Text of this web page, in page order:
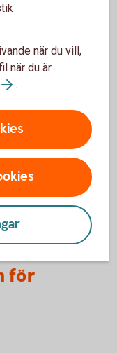
äldre versioner av
de inte alltid
våra
oss för att
webbplatser och
versioner
för
när du vill,
när du är
.